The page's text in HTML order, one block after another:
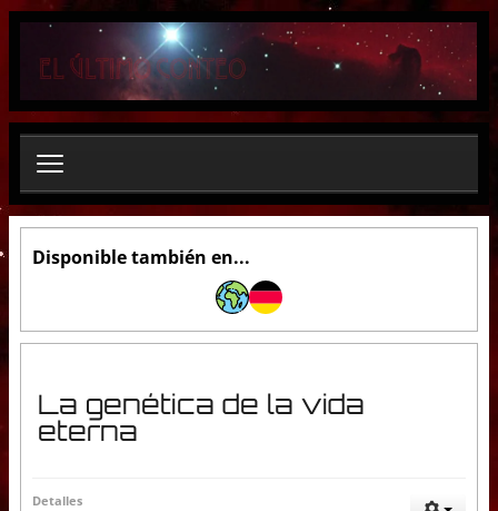
Disponible también en...
La genética de la vida
eterna
Detalles